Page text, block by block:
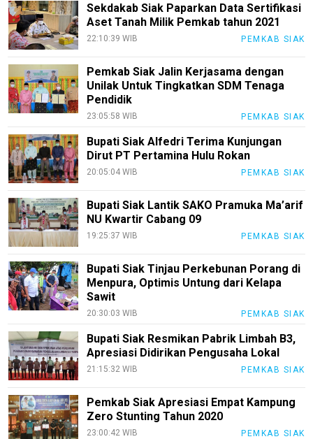
Sekdakab Siak Paparkan Data Sertifikasi
Aset Tanah Milik Pemkab tahun 2021
22:10:39 WIB PEMKAB SIAK
Pemkab Siak Jalin Kerjasama dengan
Unilak Untuk Tingkatkan SDM Tenaga
Pendidik
23:05:58 WIB PEMKAB SIAK
Bupati Siak Alfedri Terima Kunjungan
Dirut PT Pertamina Hulu Rokan
20:05:04 WIB PEMKAB SIAK
Bupati Siak Lantik SAKO Pramuka Ma’arif
NU Kwartir Cabang 09
19:25:37 WIB PEMKAB SIAK
Bupati Siak Tinjau Perkebunan Porang di
Menpura, Optimis Untung dari Kelapa
Sawit
20:30:03 WIB PEMKAB SIAK
Bupati Siak Resmikan Pabrik Limbah B3,
Apresiasi Didirikan Pengusaha Lokal
21:15:32 WIB PEMKAB SIAK
Pemkab Siak Apresiasi Empat Kampung
Zero Stunting Tahun 2020
23:00:42 WIB PEMKAB SIAK